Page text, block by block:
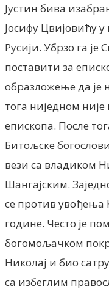
Јустин бива
Јосифу Цвијовићу
Русији. Убрзо га
поставити за
образложење да је
тога ниједном
епископа. После
Битољске
вези са владиком
Шангајским.
се против увођења
године. Често је
богомољачком
Николај и био
са избеглим